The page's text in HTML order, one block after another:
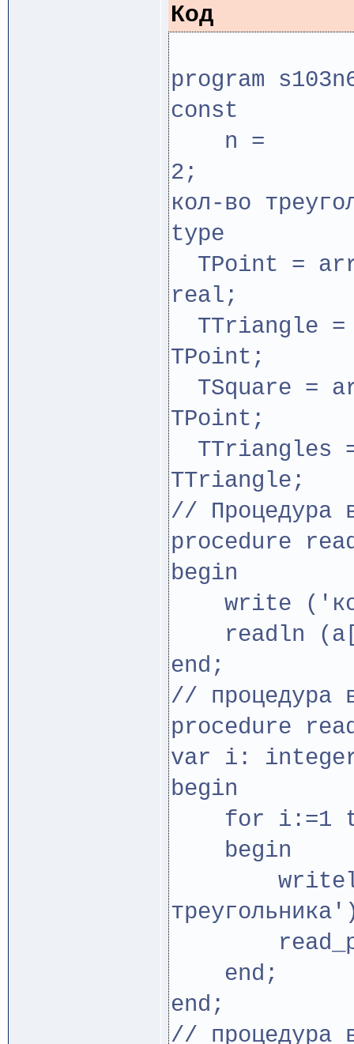
Код
program
const
n =
кол-во
type
TPoint =
real; //
TTriangle
TPoint; //
TSquare =
TPoint;
TTriangles
TTriangle; //
// Процедура
procedure
begin
write
readln
end;
// процедура
procedure
var i:
begin
for i:=1
begin
writeln
end;
end;
// процедура